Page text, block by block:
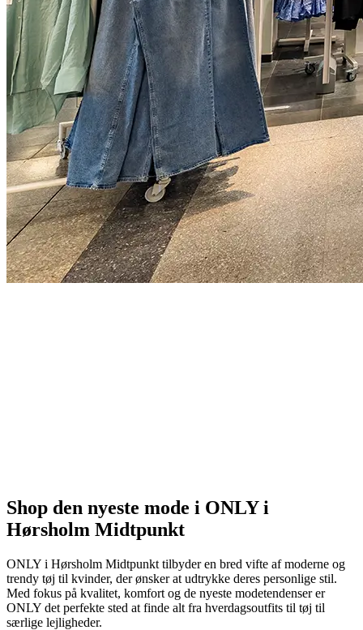
Shop den nyeste mode i ONLY i
Hørsholm Midtpunkt
ONLY i Hørsholm Midtpunkt tilbyder en bred vifte af moderne og
trendy tøj til kvinder, der ønsker at udtrykke deres personlige stil.
Med fokus på kvalitet, komfort og de nyeste modetendenser er
ONLY det perfekte sted at finde alt fra hverdagsoutfits til tøj til
særlige lejligheder.